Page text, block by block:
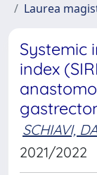
Laurea
Systemic
index
SCHIAVI,
2021/2022